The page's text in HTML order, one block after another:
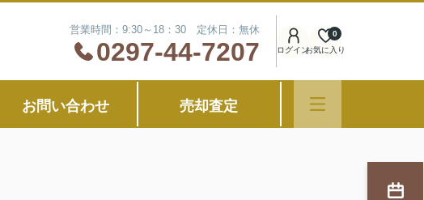
営業時間：9:30～18：30 定休日：無休
0297-44-7207 ログインお気に入り
0
お問い合わせ 売却査定